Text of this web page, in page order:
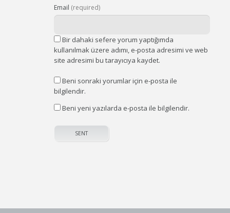
Email (required)
Bir dahaki sefere yorum yaptığımda
kullanılmak üzere adımı, e-posta adresimi ve web
site adresimi bu tarayıcıya kaydet.
Beni sonraki yorumlar için e-posta ile
bilgilendir.
Beni yeni yazılarda e-posta ile bilgilendir.